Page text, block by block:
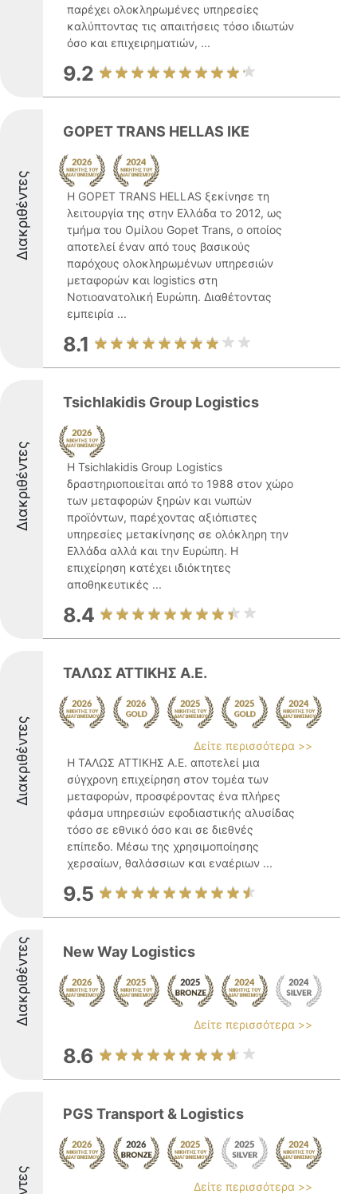
παρέχει ολοκληρωμένες υπηρεσίες
καλύπτοντας τις απαιτήσεις τόσο ιδιωτών
όσο και επιχειρηματιών, ...
9.2
Διακριθέντες
GOPET TRANS HELLAS IKE
Η GOPET TRANS HELLAS ξεκίνησε τη
λειτουργία της στην Ελλάδα το 2012, ως
τμήμα του Ομίλου Gopet Trans, ο οποίος
αποτελεί έναν από τους βασικούς
παρόχους ολοκληρωμένων υπηρεσιών
μεταφορών και logistics στη
Νοτιοανατολική Ευρώπη. Διαθέτοντας
εμπειρία ...
8.1
Διακριθέντες
Tsichlakidis Group Logistics
Η Tsichlakidis Group Logistics
δραστηριοποιείται από το 1988 στον χώρο
των μεταφορών ξηρών και νωπών
προϊόντων, παρέχοντας αξιόπιστες
υπηρεσίες μετακίνησης σε ολόκληρη την
Ελλάδα αλλά και την Ευρώπη. Η
επιχείρηση κατέχει ιδιόκτητες
αποθηκευτικές ...
8.4
Διακριθέντες
ΤΑΛΩΣ ΑΤΤΙΚΗΣ Α.Ε.
Δείτε περισσότερα >>
Η ΤΑΛΩΣ ΑΤΤΙΚΗΣ Α.Ε. αποτελεί μια
σύγχρονη επιχείρηση στον τομέα των
μεταφορών, προσφέροντας ένα πλήρες
φάσμα υπηρεσιών εφοδιαστικής αλυσίδας
τόσο σε εθνικό όσο και σε διεθνές
επίπεδο. Μέσω της χρησιμοποίησης
χερσαίων, θαλάσσιων και εναέριων ...
9.5
Διακριθέντες New Way Logistics
Δείτε περισσότερα >>
8.6
PGS Transport & Logistics
Δείτε περισσότερα >>